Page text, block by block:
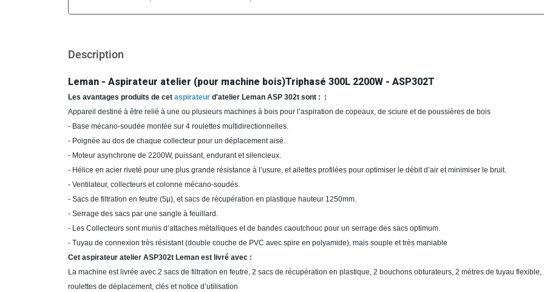
Description
Leman - Aspirateur atelier (pour machine bois)Triphasé 300L 2200W - ASP302T
Les avantages produits de cet aspirateur d'atelier Leman ASP 302t sont : :
Appareil destiné à être relié à une ou plusieurs machines à bois pour l’aspiration de copeaux, de sciure et de poussières de bois
- Base mécano-soudée montée sur 4 roulettes multidirectionnelles.
- Poignée au dos de chaque collecteur pour un déplacement aisé.
- Moteur asynchrone de 2200W, puissant, endurant et silencieux.
- Hélice en acier riveté pour une plus grande résistance à l’usure, et ailettes profilées pour optimiser le débit d’air et minimiser le bruit.
- Ventilateur, collecteurs et colonne mécano-soudés.
- Sacs de filtration en feutre (5μ), et sacs de récupération en plastique hauteur 1250mm.
- Serrage des sacs par une sangle à feuillard.
- Les Collecteurs sont munis d’attaches métalliques et de bandes caoutchouc pour un serrage des sacs optimum.
- Tuyau de connexion très résistant (double couche de PVC avec spire en polyamide), mais souple et très maniable
Cet aspirateur atelier ASP302t Leman est livré avec :
La machine est livrée avec 2 sacs de filtration en feutre, 2 sacs de récupération en plastique, 2 bouchons obturateurs, 2 mètres de tuyau
roulettes de déplacement, clés et notice d’utilisation